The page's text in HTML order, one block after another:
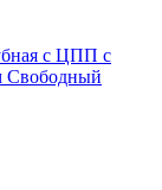
с ЦПП с
Свободный